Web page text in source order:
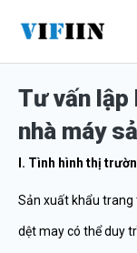
nội
dungTư vấn lập
nhà máy
I. Tình hình thị
Sản xuất khẩu trang
dệt may có thể duy